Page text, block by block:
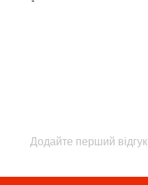
Додайте перший відгук